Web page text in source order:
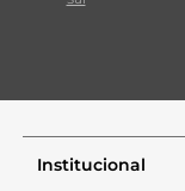
Institucional